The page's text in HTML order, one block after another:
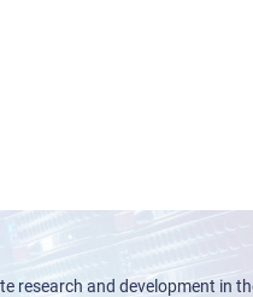
research and development in